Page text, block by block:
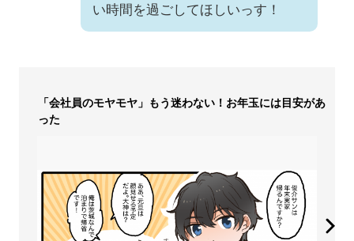
い時間を過ごしてほしいっす！
「会社員のモヤモヤ」もう迷わない！お年玉には目安があ
った